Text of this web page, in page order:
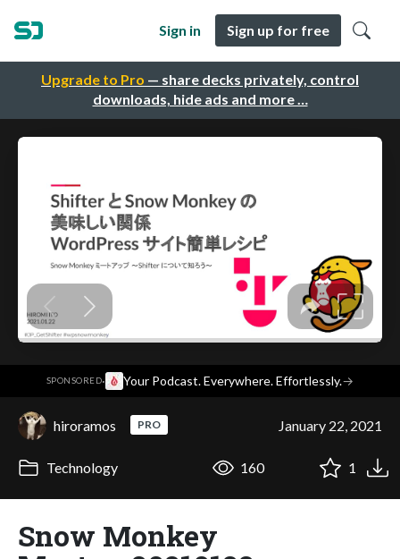
Upgrade to Pro — share decks privately, control
downloads, hide ads and more …
Sign in Sign up for free
SPONSORED· Your Podcast. Everywhere. Effortlessly.→
hiroramos PRO January 22, 2021
Technology 160 1
Snow Monkey